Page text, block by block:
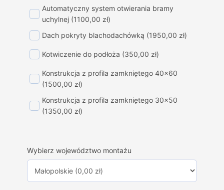
Automatyczny system otwierania bramy
uchylnej (1100,00 zł)
Dach pokryty blachodachówką (1950,00 zł)
Kotwiczenie do podłoża (350,00 zł)
Konstrukcja z profila zamkniętego 40x60
(1500,00 zł)
Konstrukcja z profila zamkniętego 30x50
(1350,00 zł)
Wybierz województwo montażu